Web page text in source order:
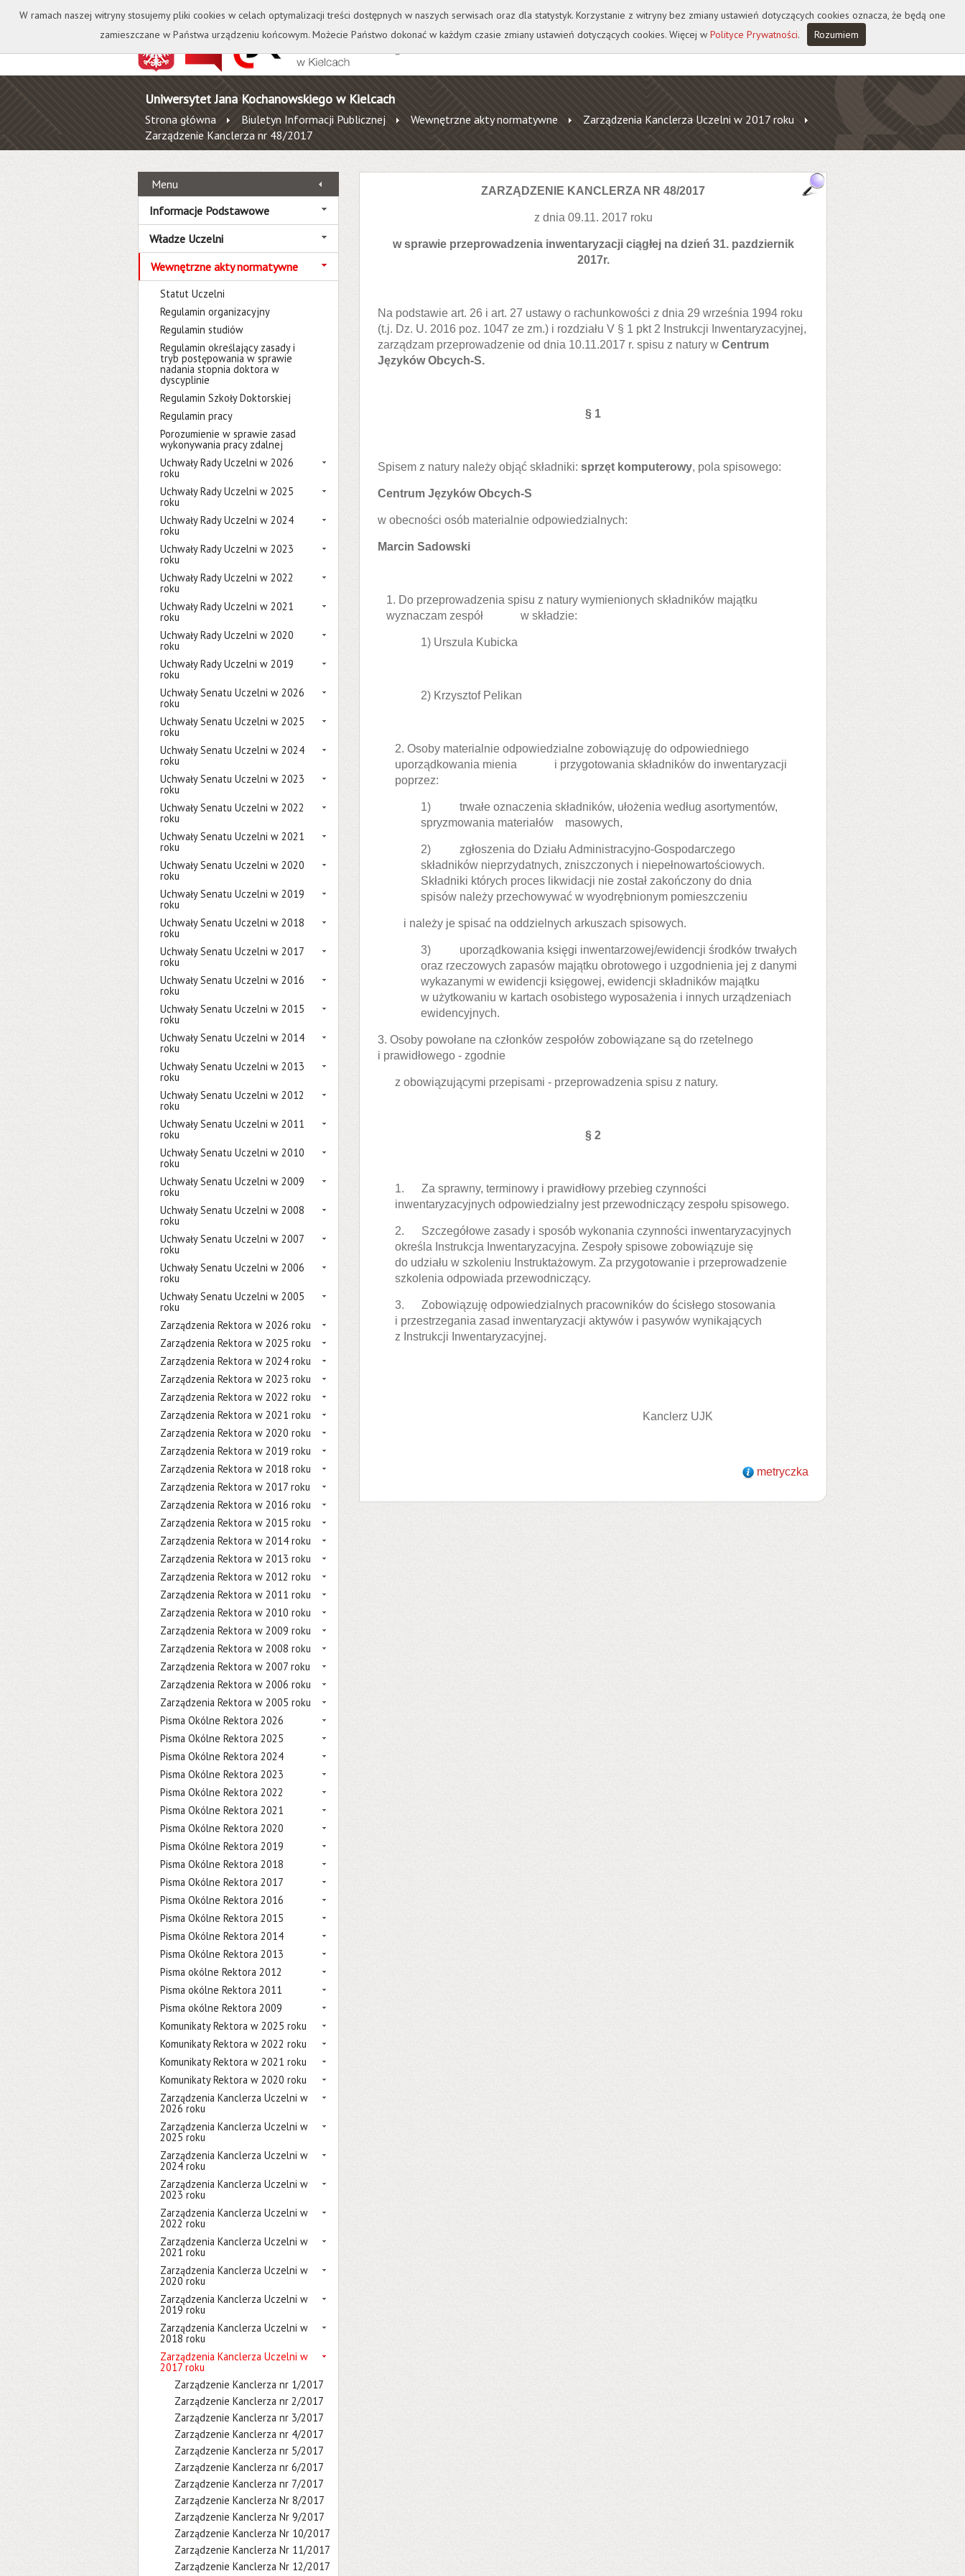
Kontakt Biblioteka Wydawnictwo Wirtualna Uczelnia A A A A
Uniwersytet Jana Kochanowskiego w Kielcach
Strona główna Biuletyn Informacji Publicznej Wewnętrzne akty normatywne
Zarządzenia Kanclerza Uczelni w 2017 roku
Zarządzenie Kanclerza nr 48/2017
Menu
Informacje Podstawowe
Władze Uczelni
Wewnętrzne akty normatywne
Statut Uczelni
Regulamin organizacyjny
Regulamin studiów
Regulamin określający zasady i
tryb postępowania w sprawie
nadania stopnia doktora w
dyscyplinie
Regulamin Szkoły Doktorskiej
Regulamin pracy
Porozumienie w sprawie zasad
wykonywania pracy zdalnej
Uchwały Rady Uczelni w 2026
roku
Uchwały Rady Uczelni w 2025
roku
Uchwały Rady Uczelni w 2024
roku
Uchwały Rady Uczelni w 2023
roku
Uchwały Rady Uczelni w 2022
roku
Uchwały Rady Uczelni w 2021
roku
Uchwały Rady Uczelni w 2020
roku
Uchwały Rady Uczelni w 2019
roku
Uchwały Senatu Uczelni w 2026
roku
Uchwały Senatu Uczelni w 2025
roku
Uchwały Senatu Uczelni w 2024
roku
Uchwały Senatu Uczelni w 2023
roku
Uchwały Senatu Uczelni w 2022
roku
Uchwały Senatu Uczelni w 2021
roku
Uchwały Senatu Uczelni w 2020
roku
Uchwały Senatu Uczelni w 2019
roku
Uchwały Senatu Uczelni w 2018
roku
Uchwały Senatu Uczelni w 2017
roku
Uchwały Senatu Uczelni w 2016
roku
Uchwały Senatu Uczelni w 2015
roku
Uchwały Senatu Uczelni w 2014
roku
Uchwały Senatu Uczelni w 2013
roku
Uchwały Senatu Uczelni w 2012
roku
Uchwały Senatu Uczelni w 2011
roku
Uchwały Senatu Uczelni w 2010
roku
Uchwały Senatu Uczelni w 2009
roku
Uchwały Senatu Uczelni w 2008
roku
Uchwały Senatu Uczelni w 2007
roku
Uchwały Senatu Uczelni w 2006
roku
Uchwały Senatu Uczelni w 2005
roku
Zarządzenia Rektora w 2026 roku
Zarządzenia Rektora w 2025 roku
Zarządzenia Rektora w 2024 roku
Zarządzenia Rektora w 2023 roku
Zarządzenia Rektora w 2022 roku
Zarządzenia Rektora w 2021 roku
Zarządzenia Rektora w 2020 roku
Zarządzenia Rektora w 2019 roku
Zarządzenia Rektora w 2018 roku
Zarządzenia Rektora w 2017 roku
Zarządzenia Rektora w 2016 roku
Zarządzenia Rektora w 2015 roku
Zarządzenia Rektora w 2014 roku
Zarządzenia Rektora w 2013 roku
Zarządzenia Rektora w 2012 roku
Zarządzenia Rektora w 2011 roku
Zarządzenia Rektora w 2010 roku
Zarządzenia Rektora w 2009 roku
Zarządzenia Rektora w 2008 roku
Zarządzenia Rektora w 2007 roku
Zarządzenia Rektora w 2006 roku
Zarządzenia Rektora w 2005 roku
Pisma Okólne Rektora 2026
Pisma Okólne Rektora 2025
Pisma Okólne Rektora 2024
Pisma Okólne Rektora 2023
Pisma Okólne Rektora 2022
Pisma Okólne Rektora 2021
Pisma Okólne Rektora 2020
Pisma Okólne Rektora 2019
Pisma Okólne Rektora 2018
Pisma Okólne Rektora 2017
Pisma Okólne Rektora 2016
Pisma Okólne Rektora 2015
Pisma Okólne Rektora 2014
Pisma Okólne Rektora 2013
Pisma okólne Rektora 2012
Pisma okólne Rektora 2011
Pisma okólne Rektora 2009
Komunikaty Rektora w 2025 roku
Komunikaty Rektora w 2022 roku
Komunikaty Rektora w 2021 roku
Komunikaty Rektora w 2020 roku
Zarządzenia Kanclerza Uczelni w
2026 roku
Zarządzenia Kanclerza Uczelni w
2025 roku
Zarządzenia Kanclerza Uczelni w
2024 roku
Zarządzenia Kanclerza Uczelni w
2023 roku
Zarządzenia Kanclerza Uczelni w
2022 roku
Zarządzenia Kanclerza Uczelni w
2021 roku
Zarządzenia Kanclerza Uczelni w
2020 roku
Zarządzenia Kanclerza Uczelni w
2019 roku
Zarządzenia Kanclerza Uczelni w
2018 roku
Zarządzenia Kanclerza Uczelni w
2017 roku
Zarządzenie Kanclerza nr 1/2017
Zarządzenie Kanclerza nr 2/2017
Zarządzenie Kanclerza nr 3/2017
Zarządzenie Kanclerza nr 4/2017
Zarządzenie Kanclerza nr 5/2017
Zarządzenie Kanclerza nr 6/2017
Zarządzenie Kanclerza nr 7/2017
Zarządzenie Kanclerza Nr 8/2017
Zarządzenie Kanclerza Nr 9/2017
Zarządzenie Kanclerza Nr 10/2017
Zarządzenie Kanclerza Nr 11/2017
Zarządzenie Kanclerza Nr 12/2017
ZARZĄDZENIE KANCLERZA NR 48/2017
z dnia 09.11. 2017 roku
w sprawie przeprowadzenia inwentaryzacji ciągłej na dzień 31. pazdziernik
2017r.
Na podstawie art. 26 i art. 27 ustawy o rachunkowości z dnia 29 września 1994 roku
(t.j. Dz. U. 2016 poz. 1047 ze zm.) i rozdziału V § 1 pkt 2 Instrukcji Inwentaryzacyjnej,
zarządzam przeprowadzenie od dnia 10.11.2017 r. spisu z natury w Centrum
Języków Obcych-S.
§ 1
Spisem z natury należy objąć składniki: sprzęt komputerowy, pola spisowego:
Centrum Języków Obcych-S
w obecności osób materialnie odpowiedzialnych:
Marcin Sadowski
1. Do przeprowadzenia spisu z natury wymienionych składników majątku
wyznaczam zespół w składzie:
1) Urszula Kubicka
2) Krzysztof Pelikan
2. Osoby materialnie odpowiedzialne zobowiązuję do odpowiedniego
uporządkowania mienia i przygotowania składników do inwentaryzacji
poprzez:
1) trwałe oznaczenia składników, ułożenia według asortymentów,
spryzmowania materiałów masowych,
2) zgłoszenia do Działu Administracyjno-Gospodarczego
składników nieprzydatnych, zniszczonych i niepełnowartościowych.
Składniki których proces likwidacji nie został zakończony do dnia
spisów należy przechowywać w wyodrębnionym pomieszczeniu
i należy je spisać na oddzielnych arkuszach spisowych.
3) uporządkowania księgi inwentarzowej/ewidencji środków trwałych
oraz rzeczowych zapasów majątku obrotowego i uzgodnienia jej z danymi
wykazanymi w ewidencji księgowej, ewidencji składników majątku
w użytkowaniu w kartach osobistego wyposażenia i innych urządzeniach
ewidencyjnych.
3. Osoby powołane na członków zespołów zobowiązane są do rzetelnego
i prawidłowego - zgodnie
z obowiązującymi przepisami - przeprowadzenia spisu z natury.
§ 2
1. Za sprawny, terminowy i prawidłowy przebieg czynności
inwentaryzacyjnych odpowiedzialny jest przewodniczący zespołu spisowego.
2. Szczegółowe zasady i sposób wykonania czynności inwentaryzacyjnych
określa Instrukcja Inwentaryzacyjna. Zespoły spisowe zobowiązuje się
do udziału w szkoleniu Instruktażowym. Za przygotowanie i przeprowadzenie
szkolenia odpowiada przewodniczący.
3. Zobowiązuję odpowiedzialnych pracowników do ścisłego stosowania
i przestrzegania zasad inwentaryzacji aktywów i pasywów wynikających
z Instrukcji Inwentaryzacyjnej.
Kanclerz UJK
metryczka
W ramach naszej witryny stosujemy pliki cookies w celach optymalizacji treści dostępnych w naszych serwisach oraz dla statystyk. Korzystanie z witryny bez zmiany ustawień dotyczących cookies oznacza, że będą one
zamieszczane w Państwa urządzeniu końcowym. Możecie Państwo dokonać w każdym czasie zmiany ustawień dotyczących cookies. Więcej w Polityce Prywatności. Rozumiem